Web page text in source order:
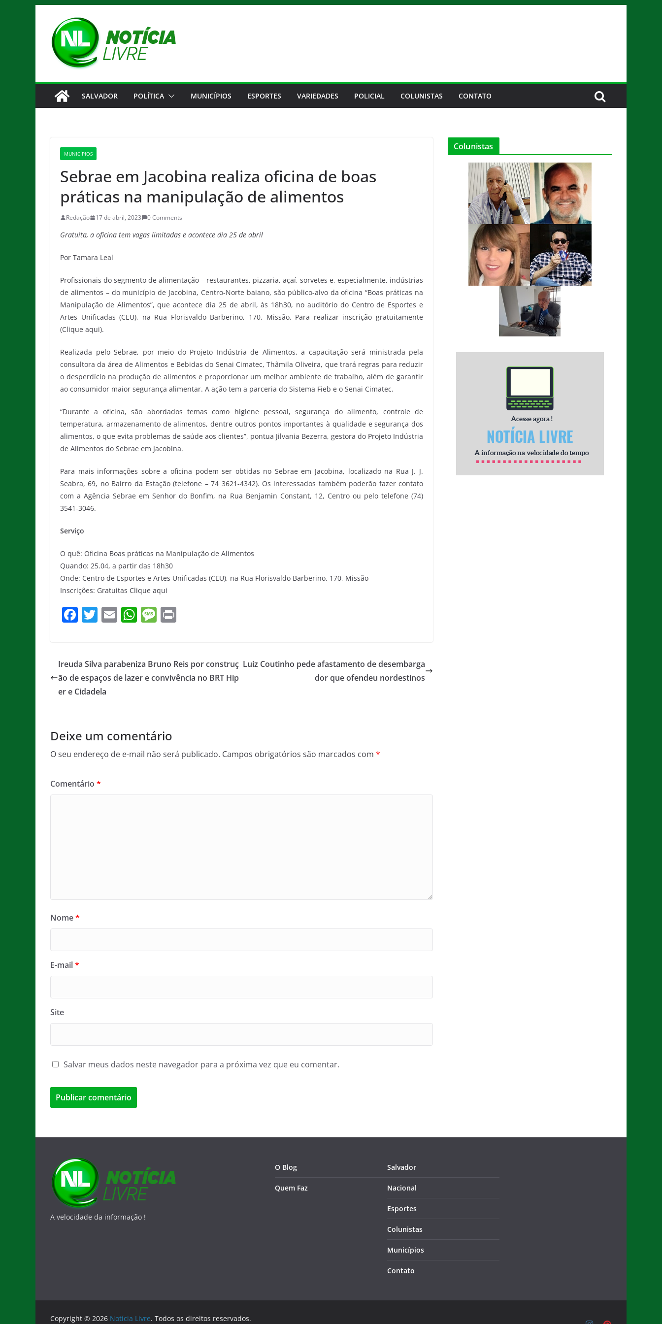
conteúdo
SALVADOR POLÍTICA MUNICÍPIOS ESPORTES VARIEDADES POLICIAL COLUNISTAS CONTATO
MUNICÍPIOS
Sebrae em Jacobina realiza oficina de boas
práticas na manipulação de alimentos
Redação 17 de abril, 2023 0 Comments
Gratuita, a oficina tem vagas limitadas e acontece dia 25 de abril
Por Tamara Leal
Profissionais do segmento de alimentação – restaurantes, pizzaria, açaí, sorvetes e, especialmente, indústrias
de alimentos – do município de Jacobina, Centro-Norte baiano, são público-alvo da oficina “Boas práticas na
Manipulação de Alimentos”, que acontece dia 25 de abril, às 18h30, no auditório do Centro de Esportes e
Artes Unificadas (CEU), na Rua Florisvaldo Barberino, 170, Missão. Para realizar inscrição gratuitamente
(Clique aqui).
Realizada pelo Sebrae, por meio do Projeto Indústria de Alimentos, a capacitação será ministrada pela
consultora da área de Alimentos e Bebidas do Senai Cimatec, Thâmila Oliveira, que trará regras para reduzir
o desperdício na produção de alimentos e proporcionar um melhor ambiente de trabalho, além de garantir
ao consumidor maior segurança alimentar. A ação tem a parceria do Sistema Fieb e o Senai Cimatec.
“Durante a oficina, são abordados temas como higiene pessoal, segurança do alimento, controle de
temperatura, armazenamento de alimentos, dentre outros pontos importantes à qualidade e segurança dos
alimentos, o que evita problemas de saúde aos clientes”, pontua Jilvania Bezerra, gestora do Projeto Indústria
de Alimentos do Sebrae em Jacobina.
Para mais informações sobre a oficina podem ser obtidas no Sebrae em Jacobina, localizado na Rua J. J.
Seabra, 69, no Bairro da Estação (telefone – 74 3621-4342). Os interessados também poderão fazer contato
com a Agência Sebrae em Senhor do Bonfim, na Rua Benjamin Constant, 12, Centro ou pelo telefone (74)
3541-3046.
Serviço
O quê: Oficina Boas práticas na Manipulação de Alimentos
Quando: 25.04, a partir das 18h30
Onde: Centro de Esportes e Artes Unificadas (CEU), na Rua Florisvaldo Barberino, 170, Missão
Inscrições: Gratuitas Clique aqui
F
e
b
o
T
er
E
l
W
s
A
M
a
g
Ireuda Silva parabeniza Bruno Reis por construç
ão de espaços de lazer e convivência no BRT Hip
er e Cidadela
Luiz Coutinho pede afastamento de desembarga
dor que ofendeu nordestinos
Deixe um comentário
O seu endereço de e-mail não será publicado. Campos obrigatórios são marcados com *
Comentário *
Nome*
E-mail*
Site
Salvar meus dados neste navegador para a próxima vez que eu comentar.
Colunistas
A velocidade da informação !
O Blog
Quem Faz
Salvador
Nacional
Esportes
Colunistas
Municípios
Contato
Copyright © 2026 Notícia Livre. Todos os direitos reservados.